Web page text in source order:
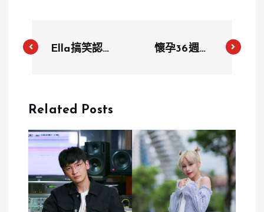
Ella搞笑認錯
瑩攜手推出華
光從不溫柔》
懷孕36週瑀
Related Posts